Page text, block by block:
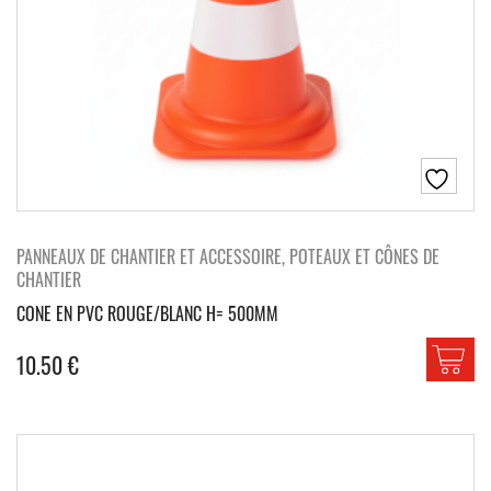
PANNEAUX DE CHANTIER ET ACCESSOIRE, POTEAUX ET CÔNES DE
CHANTIER
CONE EN PVC ROUGE/BLANC H= 500MM
10.50€